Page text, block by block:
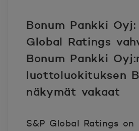
Bonum Pankki Oyj:
Global Ratings
Bonum Pankki
luottoluokituksen
näkymät vakaat
S&P Global Ratings